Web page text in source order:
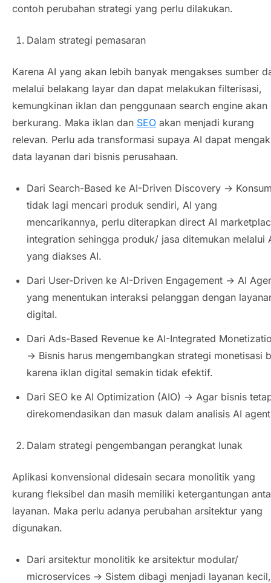
contoh perubahan strategi yang perlu dilakukan.
Dalam strategi pemasaran
Karena AI yang akan lebih banyak mengakses sumber
melalui belakang layar dan dapat melakukan filterisasi,
kemungkinan iklan dan penggunaan search engine akan
berkurang. Maka iklan dan SEO akan menjadi kurang
relevan. Perlu ada transformasi supaya AI dapat
data layanan dari bisnis perusahaan.
Dari Search-Based ke AI-Driven Discovery →
tidak lagi mencari produk sendiri, AI yang
mencarikannya, perlu diterapkan direct AI
integration sehingga produk/ jasa ditemukan melalui
yang diakses AI.
Dari User-Driven ke AI-Driven Engagement → AI
yang menentukan interaksi pelanggan dengan
digital.
Dari Ads-Based Revenue ke AI-Integrated
→ Bisnis harus mengembangkan strategi monetisasi
karena iklan digital semakin tidak efektif.
Dari SEO ke AI Optimization (AIO) → Agar bisnis
direkomendasikan dan masuk dalam analisis AI
Dalam strategi pengembangan perangkat lunak
Aplikasi konvensional didesain secara monolitik yang
kurang fleksibel dan masih memiliki ketergantungan
layanan. Maka perlu adanya perubahan arsitektur yang
digunakan.
Dari arsitektur monolitik ke arsitektur modular/
microservices → Sistem dibagi menjadi layanan kecil,